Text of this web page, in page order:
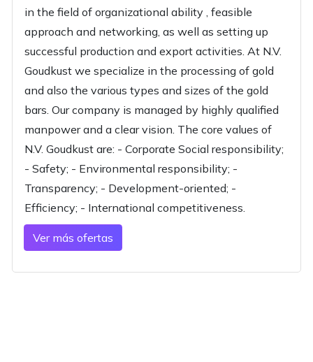
in the field of organizational ability , feasible
approach and networking, as well as setting up
successful production and export activities. At N.V.
Goudkust we specialize in the processing of gold
and also the various types and sizes of the gold
bars. Our company is managed by highly qualified
manpower and a clear vision. The core values of
N.V. Goudkust are: - Corporate Social responsibility;
- Safety; - Environmental responsibility; -
Transparency; - Development-oriented; -
Efficiency; - International competitiveness.
Ver más ofertas